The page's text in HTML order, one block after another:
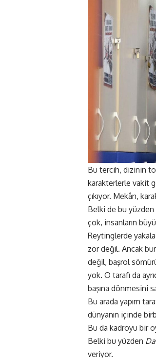
Bu tercih, dizinin
karakterlerle vakit
çıkıyor. Mekân,
Belki de bu yüzden
çok, insanların
Reytinglerde
zor değil. Ancak
değil, başrol
yok. O tarafı da
başına dönmesini
Bu arada yapım
dünyanın içinde
Bu da kadroyu bir
Belki bu yüzden
veriyor.